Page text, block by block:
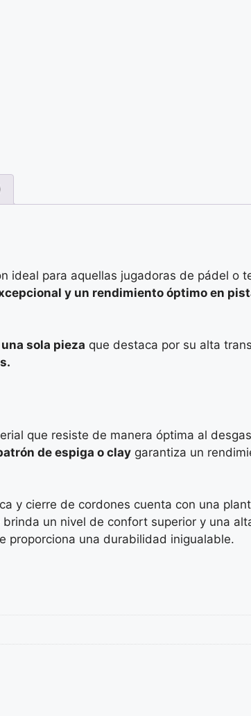
ideal para aquellas jugadoras de pádel o
y un rendimiento óptimo en
sola pieza que destaca por su alta
que resiste de manera óptima al
de espiga o clay garantiza un
y cierre de cordones cuenta con una
un nivel de confort superior y una
proporciona una durabilidad inigualable.